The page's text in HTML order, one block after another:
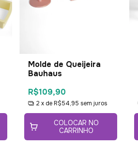
Molde de Queijeira
Bauhaus
R$109,90
2 x de R$54,95 sem juros
COLOCAR NO
CARRINHO